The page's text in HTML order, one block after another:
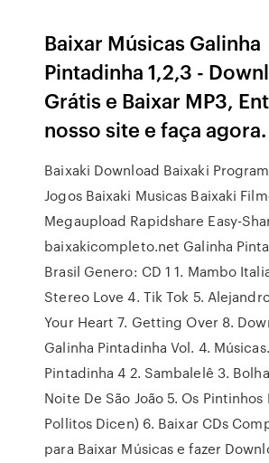
Baixar Músicas Galinha
Pintadinha 1,2,3 -
Grátis e Baixar MP3,
nosso site e faça agora.
Baixaki Download Baixaki
Jogos Baixaki Musicas Baixaki
Megaupload Rapidshare Easy-
baixakicompleto.net Galinha
Brasil Genero: CD 1 1. Mambo
Stereo Love 4. Tik Tok 5.
Your Heart 7. Getting Over 8.
Galinha Pintadinha Vol. 4.
Pintadinha 4 2. Sambalelê 3.
Noite De São João 5. Os Pintinhos
Pollitos Dicen) 6. Baixar CDs
para Baixar Músicas e fazer